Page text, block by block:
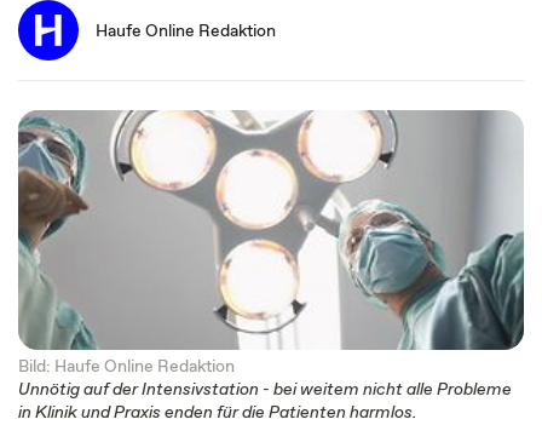
Haufe Online Redaktion
Bild: Haufe Online Redaktion
Unnötig auf der Intensivstation - bei weitem nicht alle Probleme
in Klinik und Praxis enden für die Patienten harmlos.